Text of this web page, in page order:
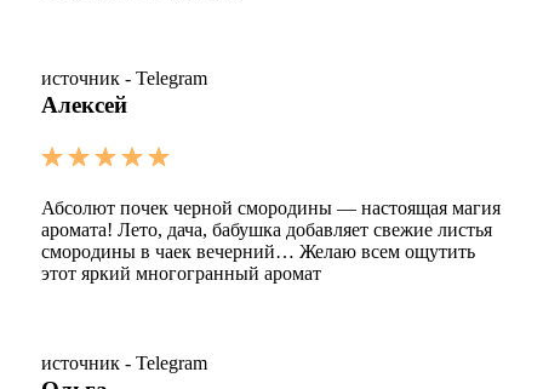
источник - Telegram
Алексей
Абсолют почек черной смородины — настоящая магия
аромата! Лето, дача, бабушка добавляет свежие листья
смородины в чаек вечерний… Желаю всем ощутить
этот яркий многогранный аромат
источник - Telegram